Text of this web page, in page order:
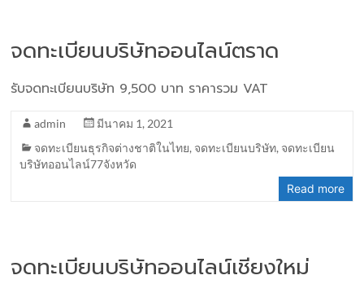
จดทะเบียนบริษัทออนไลน์ตราด
รับจดทะเบียนบริษัท 9,500 บาท ราคารวม VAT
admin
มีนาคม 1, 2021
จดทะเบียนธุรกิจต่างชาติในไทย, จดทะเบียนบริษัท, จดทะเบียน
บริษัทออนไลน์77จังหวัด
Read more
จดทะเบียนบริษัทออนไลน์เชียงใหม่